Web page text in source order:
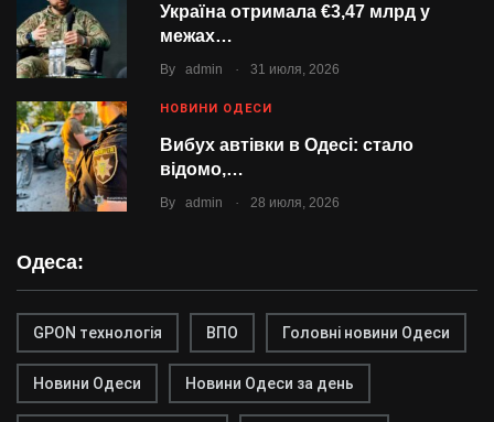
Україна отримала €3,47 млрд у
межах…
By admin . 31 июля, 2026
НОВИНИ ОДЕСИ
Вибух автівки в Одесі: стало
відомо,…
By admin . 28 июля, 2026
Одеса:
GPON технологія ВПО Головні новини Одеси
Новини Одеси Новини Одеси за день